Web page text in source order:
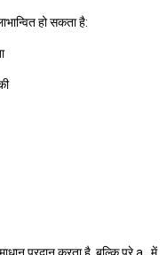
हो सकता है: